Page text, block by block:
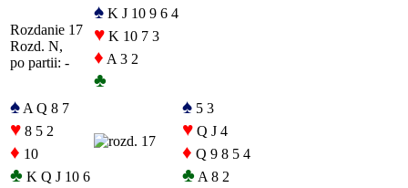
Rozdanie 17
Rozd. N,
po partii: -
♠ K J 10 9 6 4
♥ K 10 7 3
♦ A 3 2
♣
♠ A Q 8 7
♥ 8 5 2
♦ 10
♣ K Q J 10 6
♠ 5 3
♥ Q J 4
♦ Q 9 8 5 4
♣ A 8 2